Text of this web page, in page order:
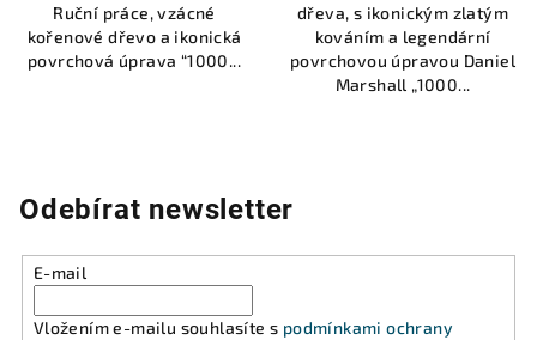
Ruční práce, vzácné
kořenové dřevo a ikonická
povrchová úprava “1000...
dřeva, s ikonickým zlatým
kováním a legendární
povrchovou úpravou Daniel
Marshall „1000...
Odebírat newsletter
E-mail
Vložením e-mailu souhlasíte s podmínkami ochrany